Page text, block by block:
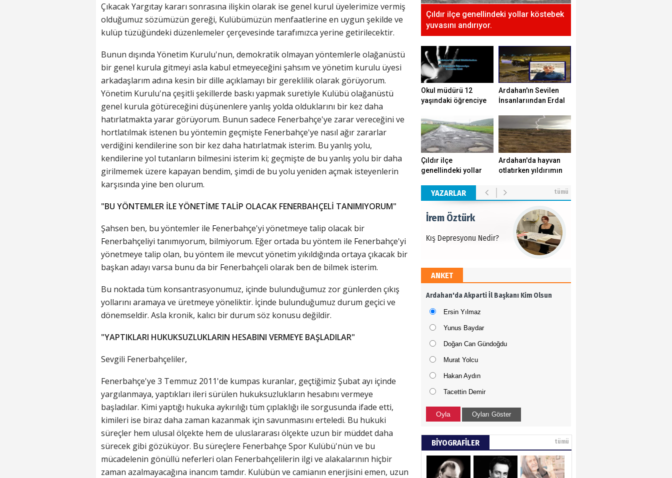
Çıkacak Yargıtay kararı sonrasına ilişkin olarak ise genel kurul üyelerimize vermiş
olduğumuz sözümüzün gereği, Kulübümüzün menfaatlerine en uygun şekilde ve
kulüp tüzüğündeki düzenlemeler çerçevesinde tarafımızca yerine getirilecektir.
Bunun dışında Yönetim Kurulu'nun, demokratik olmayan yöntemlerle olağanüstü
bir genel kurula gitmeyi asla kabul etmeyeceğini şahsım ve yönetim kurulu üyesi
arkadaşlarım adına kesin bir dille açıklamayı bir gereklilik olarak görüyorum.
Yönetim Kurulu'na çeşitli şekillerde baskı yapmak suretiyle Kulübü olağanüstü
genel kurula götüreceğini düşünenlere yanlış yolda olduklarını bir kez daha
hatırlatmakta yarar görüyorum. Bunun sadece Fenerbahçe'ye zarar vereceğini ve
hortlatılmak istenen bu yöntemin geçmişte Fenerbahçe'ye nasıl ağır zararlar
verdiğini kendilerine son bir kez daha hatırlatmak isterim. Bu yanlış yolu,
kendilerine yol tutanların bilmesini isterim ki; geçmişte de bu yanlış yolu bir daha
girilmemek üzere kapayan bendim, şimdi de bu yolu yeniden açmak isteyenlerin
karşısında yine ben olurum.
"BU YÖNTEMLER İLE YÖNETİME TALİP OLACAK FENERBAHÇELİ TANIMIYORUM"
Şahsen ben, bu yöntemler ile Fenerbahçe'yi yönetmeye talip olacak bir
Fenerbahçeliyi tanımıyorum, bilmiyorum. Eğer ortada bu yöntem ile Fenerbahçe'yi
yönetmeye talip olan, bu yöntem ile mevcut yönetim yıkıldığında ortaya çıkacak bir
başkan adayı varsa bunu da bir Fenerbahçeli olarak ben de bilmek isterim.
Bu noktada tüm konsantrasyonumuz, içinde bulunduğumuz zor günlerden çıkış
yollarını aramaya ve üretmeye yöneliktir. İçinde bulunduğumuz durum geçici ve
dönemseldir. Asla kronik, kalıcı bir durum söz konusu değildir.
"YAPTIKLARI HUKUKSUZLUKLARIN HESABINI VERMEYE BAŞLADILAR"
Sevgili Fenerbahçeliler,
Fenerbahçe'ye 3 Temmuz 2011'de kumpas kuranlar, geçtiğimiz Şubat ayı içinde
yargılanmaya, yaptıkları ileri sürülen hukuksuzlukların hesabını vermeye
başladılar. Kimi yaptığı hukuka aykırılığı tüm çıplaklığı ile sorgusunda ifade etti,
kimileri ise biraz daha zaman kazanmak için savunmasını erteledi. Bu hukuki
süreçler hem ulusal ölçekte hem de uluslararası ölçekte uzun bir müddet daha
sürecek gibi gözüküyor. Bu süreçlere Fenerbahçe Spor Kulübü'nün ve bu
mücadelenin gönüllü neferleri olan Fenerbahçelilerin ilgi ve alakalarının hiçbir
zaman azalmayacağına inancım tamdır. Kulübün ve camianın enerjisini emen, uzun
Çıldır ilçe genellindeki yollar köstebek
yuvasını andırıyor.
Okul müdürü 12
yaşındaki öğrenciye
Ardahan'ın Sevilen
İnsanlarıından Erdal
Çıldır ilçe
genellindeki yollar
andırıyor.
Ardahan'da hayvan
otlatırken yıldırımın
yaşamını yitirdi.
YAZARLAR tümü
Kış Depresyonu Nedir?
İrem Öztürk
Kış Depresyonu Nedir?
İrem Öztürk
Kış Depresyonu Nedir?
İrem Öztürk
ANKET
Ardahan'da Akparti İl Başkanı Kim Olsun
Ersin Yılmaz
Yunus Baydar
Doğan Can Gündoğdu
Murat Yolcu
Hakan Aydın
Tacettin Demir
Oyla Oyları Göster
BİYOGRAFİLER tümü